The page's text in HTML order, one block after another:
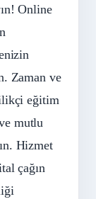
Online
Zaman ve
eğitim
mutlu
Hizmet
çağın